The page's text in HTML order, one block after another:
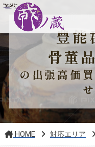
豊能
骨董
の出張高価
HOME 対応エリア